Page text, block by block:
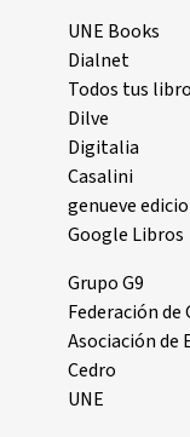
UNE Books
Dialnet
Todos tus
Dilve
Digitalia
Casalini
genueve
Google Libros
Grupo G9
Federación de
Asociación de
Cedro
UNE